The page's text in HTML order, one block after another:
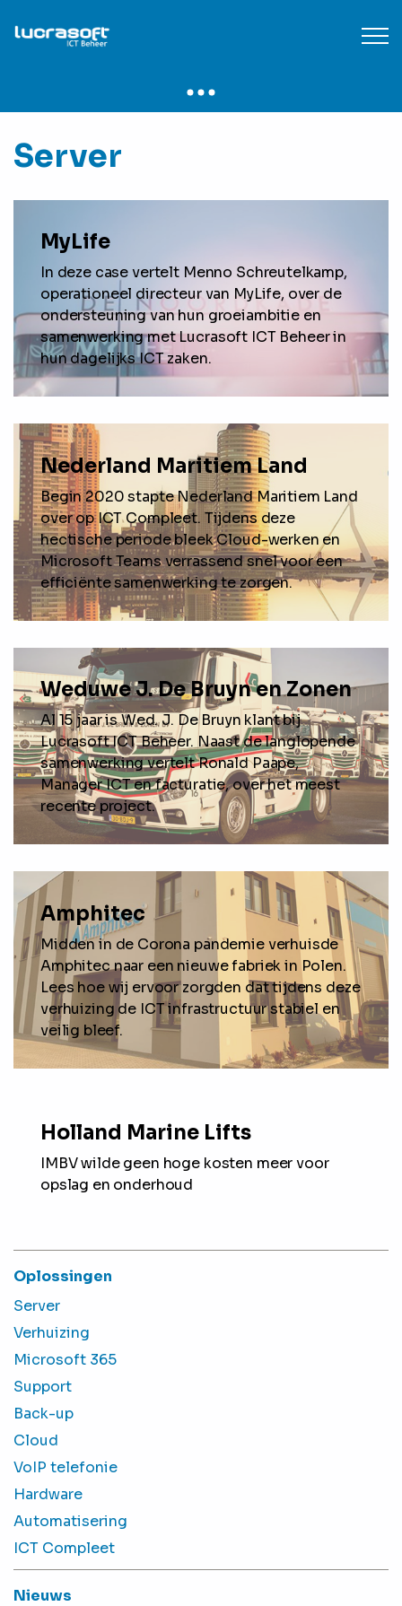
Server
MyLife
In deze case vertelt Menno Schreutelkamp,
operationeel directeur van MyLife, over de
ondersteuning van hun groeiambitie en
samenwerking met Lucrasoft ICT Beheer in
hun dagelijks ICT zaken.
Nederland Maritiem Land
Begin 2020 stapte Nederland Maritiem Land
over op ICT Compleet. Tijdens deze
hectische periode bleek Cloud-werken en
Microsoft Teams verrassend snel voor een
efficiënte samenwerking te zorgen.
Weduwe J. De Bruyn en Zonen
Al 15 jaar is Wed. J. De Bruyn klant bij
Lucrasoft ICT Beheer. Naast de langlopende
samenwerking vertelt Ronald Paape,
Manager ICT en facturatie, over het meest
recente project.
Amphitec
Midden in de Corona pandemie verhuisde
Amphitec naar een nieuwe fabriek in Polen.
Lees hoe wij ervoor zorgden dat tijdens deze
verhuizing de ICT infrastructuur stabiel en
veilig bleef.
Holland Marine Lifts
IMBV wilde geen hoge kosten meer voor
opslag en onderhoud
Oplossingen
Server
Verhuizing
Microsoft 365
Support
Back-up
Cloud
VoIP telefonie
Hardware
Automatisering
ICT Compleet
Nieuws